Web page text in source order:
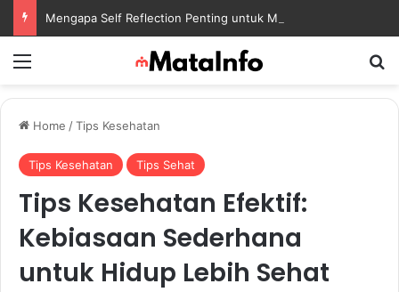
Home /Tips Kesehatan
Tips Kesehatan Tips Sehat
Tips Kesehatan Efektif:
Kebiasaan Sederhana
untuk Hidup Lebih Sehat